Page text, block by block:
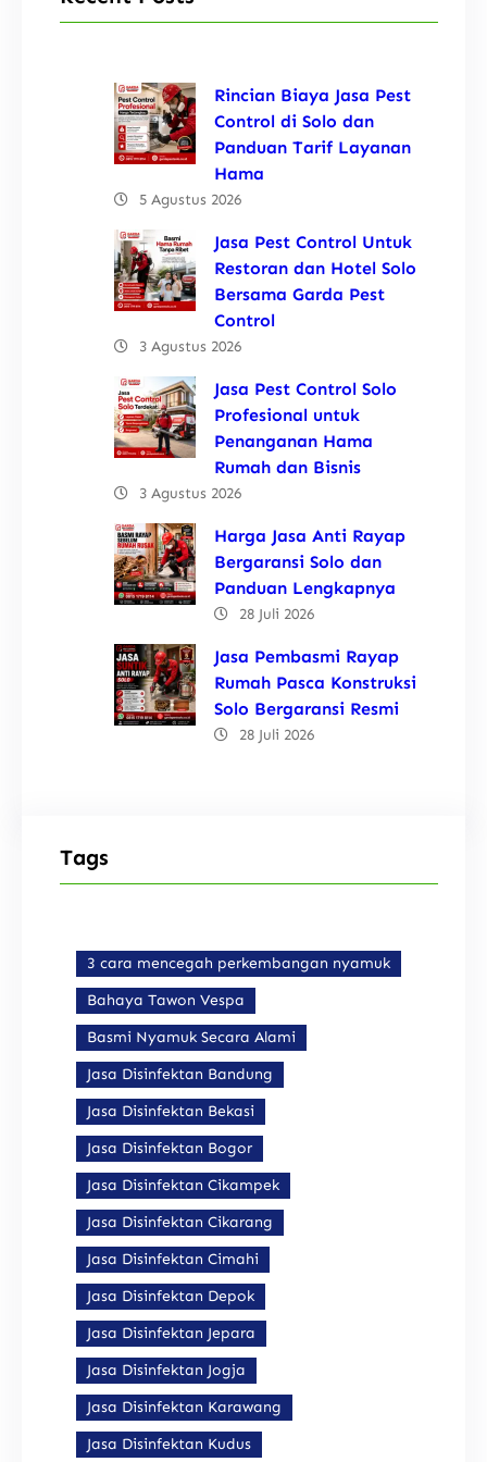
Rincian Biaya Jasa Pest
Control di Solo dan
Panduan Tarif Layanan
Hama
5 Agustus 2026
Jasa Pest Control Untuk
Restoran dan Hotel Solo
Bersama Garda Pest
Control
3 Agustus 2026
Jasa Pest Control Solo
Profesional untuk
Penanganan Hama
Rumah dan Bisnis
3 Agustus 2026
Harga Jasa Anti Rayap
Bergaransi Solo dan
Panduan Lengkapnya
28 Juli 2026
Jasa Pembasmi Rayap
Rumah Pasca Konstruksi
Solo Bergaransi Resmi
28 Juli 2026
Tags
3 cara mencegah perkembangan nyamuk
Bahaya Tawon Vespa
Basmi Nyamuk Secara Alami
Jasa Disinfektan Bandung
Jasa Disinfektan Bekasi
Jasa Disinfektan Bogor
Jasa Disinfektan Cikampek
Jasa Disinfektan Cikarang
Jasa Disinfektan Cimahi
Jasa Disinfektan Depok
Jasa Disinfektan Jepara
Jasa Disinfektan Jogja
Jasa Disinfektan Karawang
Jasa Disinfektan Kudus